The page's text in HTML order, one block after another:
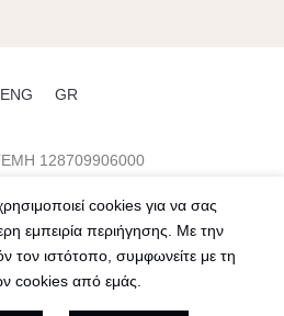
ENG GR
128709906000
ΑΠΟΣΤΟΛΉ ΠΡΟΪΌΝΤΩΝ
ΠΝΕΥΜΑΤΙΚΉ ΙΔΙΟΚΤΗΣΊΑ
ΔΙΑΘΕΣΙΜΌΤΗΤΑ ΠΡΟΪΌΝΤΩΝ
ΠΡΟΪΌΝΤΩΝ
byNowhere Κατασκευή Ιστοσελίδων & Eshop
cookies για να σας
εμπειρία περιήγησης. Με την
τον ιστότοπο, συμφωνείτε με τη
cookies από εμάς.